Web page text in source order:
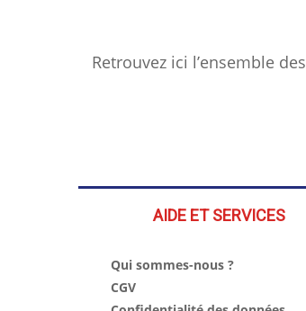
Retrouvez ici l’ensemble
AIDE ET SERVICES
Qui sommes-nous ?
CGV